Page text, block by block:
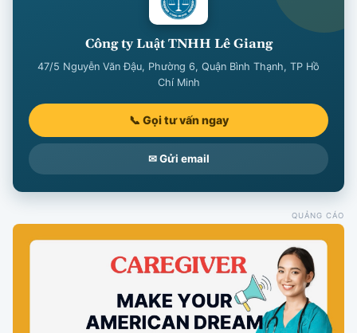
Công ty Luật TNHH Lê Giang
47/5 Nguyễn Văn Đậu, Phường 6, Quận Bình Thạnh, TP Hồ
Chí Minh
📞 Gọi tư vấn ngay
✉ Gửi email
QUẢNG CÁO